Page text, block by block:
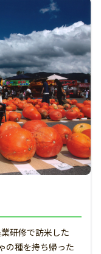
研修で訪米した
の種を持ち帰った